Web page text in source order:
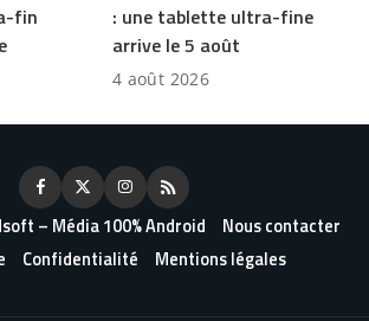
fin
: une tablette ultra-fine
arrive le 5 août
4 août 2026
– Média 100% Android
Nous contacter
Confidentialité Mentions légales